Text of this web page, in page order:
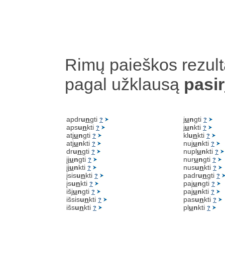
Rimų paieškos
pagal užklausą pasir
apdrungti ?
apsunkti ?
atjungti ?
atjunkti ?
drungti ?
įjungti ?
įjunkti ?
įsisunkti ?
įsunkti ?
išjungti ?
išsisunkti ?
išsunkti ?
jungti ?
junkti ?
klunkti ?
nujunkti ?
nuplunkti ?
nurungti ?
nusunkti ?
padrungti ?
pajungti ?
pajunkti ?
pasunkti ?
plunkti ?